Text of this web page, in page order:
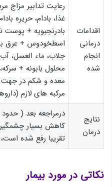
اقدامات
درمانی
انجام
شده
رعایت تدابیر مزاج
غذا، بادام، حریره
بادرنجبویه + پوست
اسطخودوس + عرق
جلاب، ماء العسل،
محلول بابونه +
معده و شكم در جهت
مرکبه های لازم
نتایج
درمان
درمراجعه بعد (
کاهش بسیار
تقریبا رفع شده
نکاتی در مورد بیمار